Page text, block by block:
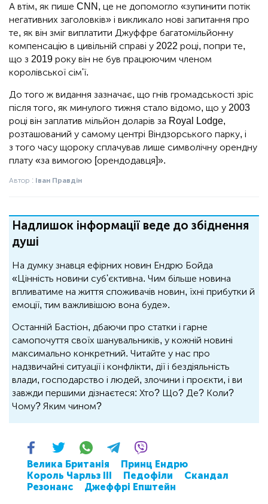
А втім, як пише CNN, це не допомогло «зупинити потік
негативних заголовків» і викликало нові запитання про
те, як він зміг виплатити Джуффре багатомільйонну
компенсацію в цивільній справі у 2022 році, попри те,
що з 2019 року він не був працюючим членом
королівської сім'ї.
До того ж видання зазначає, що гнів громадськості зріс
після того, як минулого тижня стало відомо, що у 2003
році він заплатив мільйон доларів за Royal Lodge,
розташований у самому центрі Віндзорського парку, і
з того часу щороку сплачував лише символічну орендну
плату «за вимогою [орендодавця]».
Автор : Іван Правдін
Надлишок інформації веде до збіднення
душі
На думку знавця ефірних новин Ендрю Бойда
«Цінність новини суб'єктивна. Чим більше новина
впливатиме на життя споживачів новин, їхні прибутки й
емоції, тим важливішою вона буде».
Останній Бастіон, дбаючи про статки і гарне
самопочуття своїх шанувальників, у кожній новині
максимально конкретний. Читайте у нас про
надзвичайні ситуації і конфлікти, дії і бездіяльність
влади, господарство і людей, злочини і проєкти, і ви
завжди першими дізнаєтеся: Хто? Що? Де? Коли?
Чому? Яким чином?
Велика Британія
Принц Ендрю
Король Чарльз ІІІ
Педофіли
Скандал
Резонанс
Джеффрі Епштейн